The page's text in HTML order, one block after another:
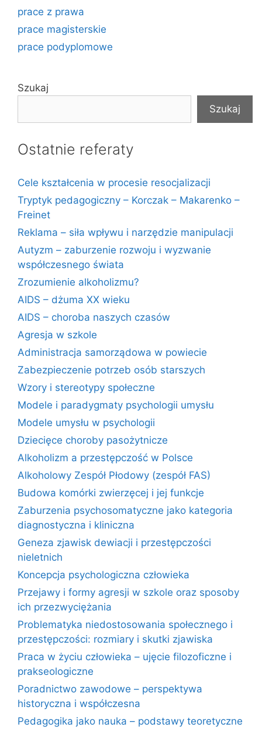
prace z prawa
prace magisterskie
prace podyplomowe
Szukaj
Szukaj
Ostatnie referaty
Cele kształcenia w procesie resocjalizacji
Tryptyk pedagogiczny – Korczak – Makarenko –
Freinet
Reklama – siła wpływu i narzędzie manipulacji
Autyzm – zaburzenie rozwoju i wyzwanie
współczesnego świata
Zrozumienie alkoholizmu?
AIDS – dżuma XX wieku
AIDS – choroba naszych czasów
Agresja w szkole
Administracja samorządowa w powiecie
Zabezpieczenie potrzeb osób starszych
Wzory i stereotypy społeczne
Modele i paradygmaty psychologii umysłu
Modele umysłu w psychologii
Dziecięce choroby pasożytnicze
Alkoholizm a przestępczość w Polsce
Alkoholowy Zespół Płodowy (zespół FAS)
Budowa komórki zwierzęcej i jej funkcje
Zaburzenia psychosomatyczne jako kategoria
diagnostyczna i kliniczna
Geneza zjawisk dewiacji i przestępczości
nieletnich
Koncepcja psychologiczna człowieka
Przejawy i formy agresji w szkole oraz sposoby
ich przezwyciężania
Problematyka niedostosowania społecznego i
przestępczości: rozmiary i skutki zjawiska
Praca w życiu człowieka – ujęcie filozoficzne i
prakseologiczne
Poradnictwo zawodowe – perspektywa
historyczna i współczesna
Pedagogika jako nauka – podstawy teoretyczne